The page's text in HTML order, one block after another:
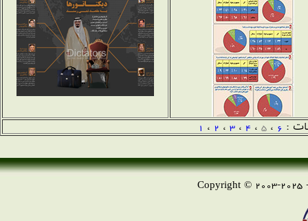
:
6 ،5 ، 4 ،3 ، 2 ، 1